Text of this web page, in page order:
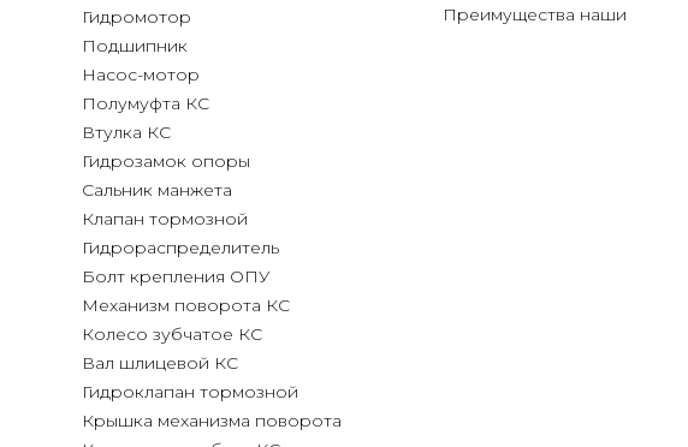
Гидромотор
Подшипник
Насос-мотор
Полумуфта КС
Втулка КС
Гидрозамок опоры
Сальник манжета
Клапан тормозной
Гидрораспределитель
Болт крепления ОПУ
Механизм поворота КС
Колесо зубчатое КС
Вал шлицевой КС
Гидроклапан тормозной
Крышка механизма поворота
Преимущества наши